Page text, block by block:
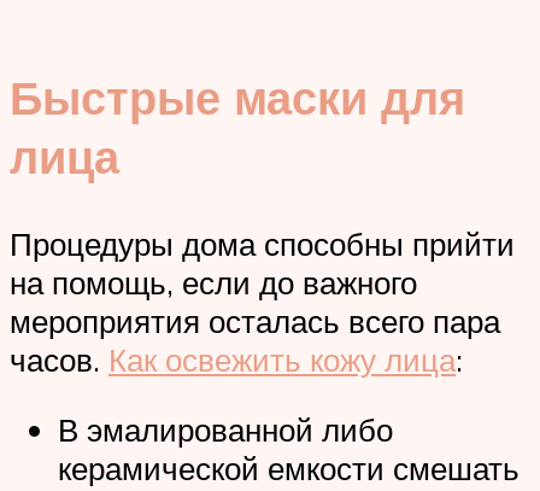
Быстрые маски для
лица
Процедуры дома способны прийти
на помощь, если до важного
мероприятия осталась всего пара
часов. Как освежить кожу лица:
В эмалированной либо
керамической емкости смешать